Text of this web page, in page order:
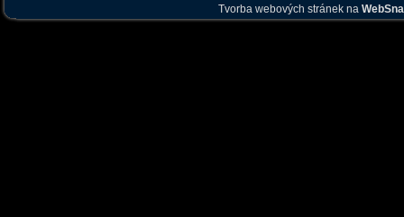
Tvorba webových stránek na